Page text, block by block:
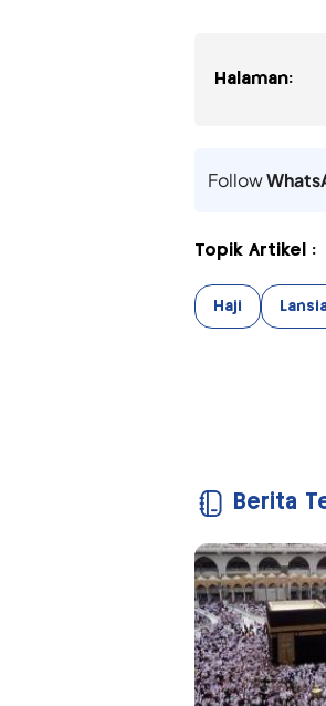
Halaman:
Follow
Topik Artikel :
Haji
Berita